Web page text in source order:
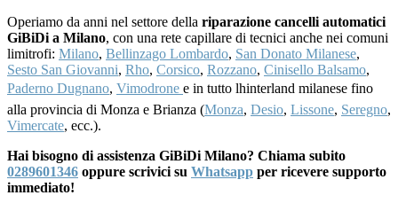
Operiamo da anni nel settore della riparazione cancelli automatici
GiBiDi a Milano, con una rete capillare di tecnici anche nei comuni
limitrofi: Milano, Bellinzago Lombardo, San Donato Milanese,
Sesto San Giovanni, Rho, Corsico, Rozzano, Cinisello Balsamo,
Paderno Dugnano, Vimodrone e in tutto lhinterland milanese fino
alla provincia di Monza e Brianza (Monza, Desio, Lissone, Seregno,
Vimercate, ecc.).
Hai bisogno di assistenza GiBiDi Milano? Chiama subito
0289601346 oppure scrivici su Whatsapp per ricevere supporto
immediato!